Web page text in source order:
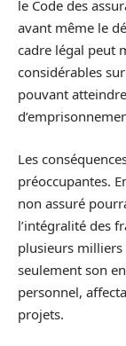
le Code des
avant même le
cadre légal peut
considérables
pouvant
Les
préoccupantes.
non assuré
l’intégralité des
plusieurs milliers
seulement son
personnel,
projets.